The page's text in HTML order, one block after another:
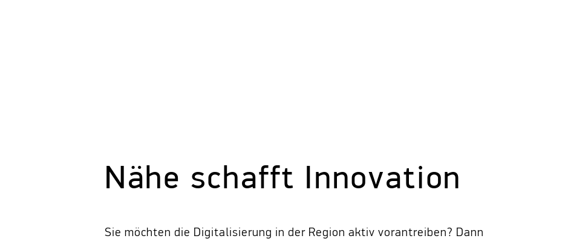
Nähe schafft Innovation
Sie möchten die Digitalisierung in der Region aktiv vorantreiben? Dann